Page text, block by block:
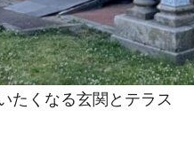
たくなる玄関とテラス